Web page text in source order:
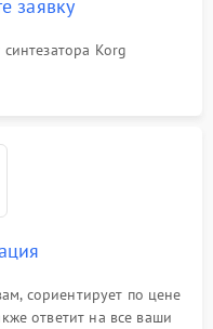
заявку
Korg
сориентирует по цене
ответит на все ваши